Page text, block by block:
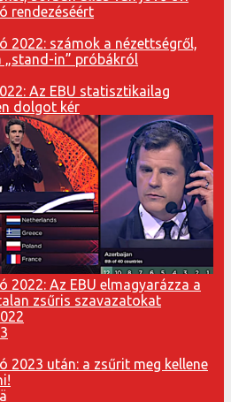
rendezéséért
2022: számok a nézettségről,
„stand-in” próbákról
Az EBU statisztikailag
dolgot kér
2022: Az EBU elmagyarázza a
zsűris szavazatokat
2023 után: a zsűrit meg kellene